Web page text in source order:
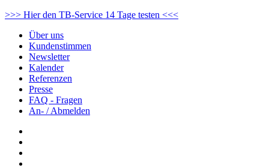
>>> Hier den TB-Service 14 Tage testen <<<
Über uns
Kundenstimmen
Newsletter
Kalender
Referenzen
Presse
FAQ - Fragen
An- / Abmelden